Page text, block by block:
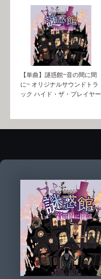
【単曲】謎惑館~音の間に間
に~ オリジナルサウンドトラ
ック ハイド・ザ・プレイヤー